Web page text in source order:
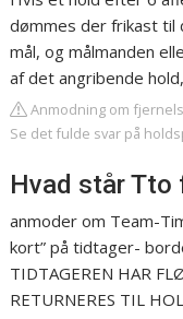
dømmes der frikast til
mål, og målmanden
af det angribende
Anmodning om
Se det fulde svar på
Hvad står Tto
anmoder om Team-
kort” på tidtager-
TIDTAGEREN HAR
RETURNERES TIL